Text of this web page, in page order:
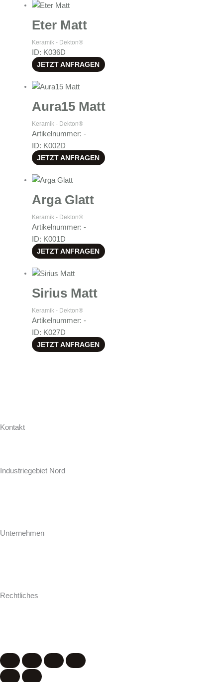
Eter Matt
Keramik - Dekton®
ID: K036D
JETZT ANFRAGEN
Aura15 Matt
Keramik - Dekton®
Artikelnummer: -
ID: K002D
JETZT ANFRAGEN
Arga Glatt
Keramik - Dekton®
Artikelnummer: -
ID: K001D
JETZT ANFRAGEN
Sirius Matt
Keramik - Dekton®
Artikelnummer: -
ID: K027D
JETZT ANFRAGEN
Kontakt
Industriegebiet Nord
Unternehmen
Rechtliches